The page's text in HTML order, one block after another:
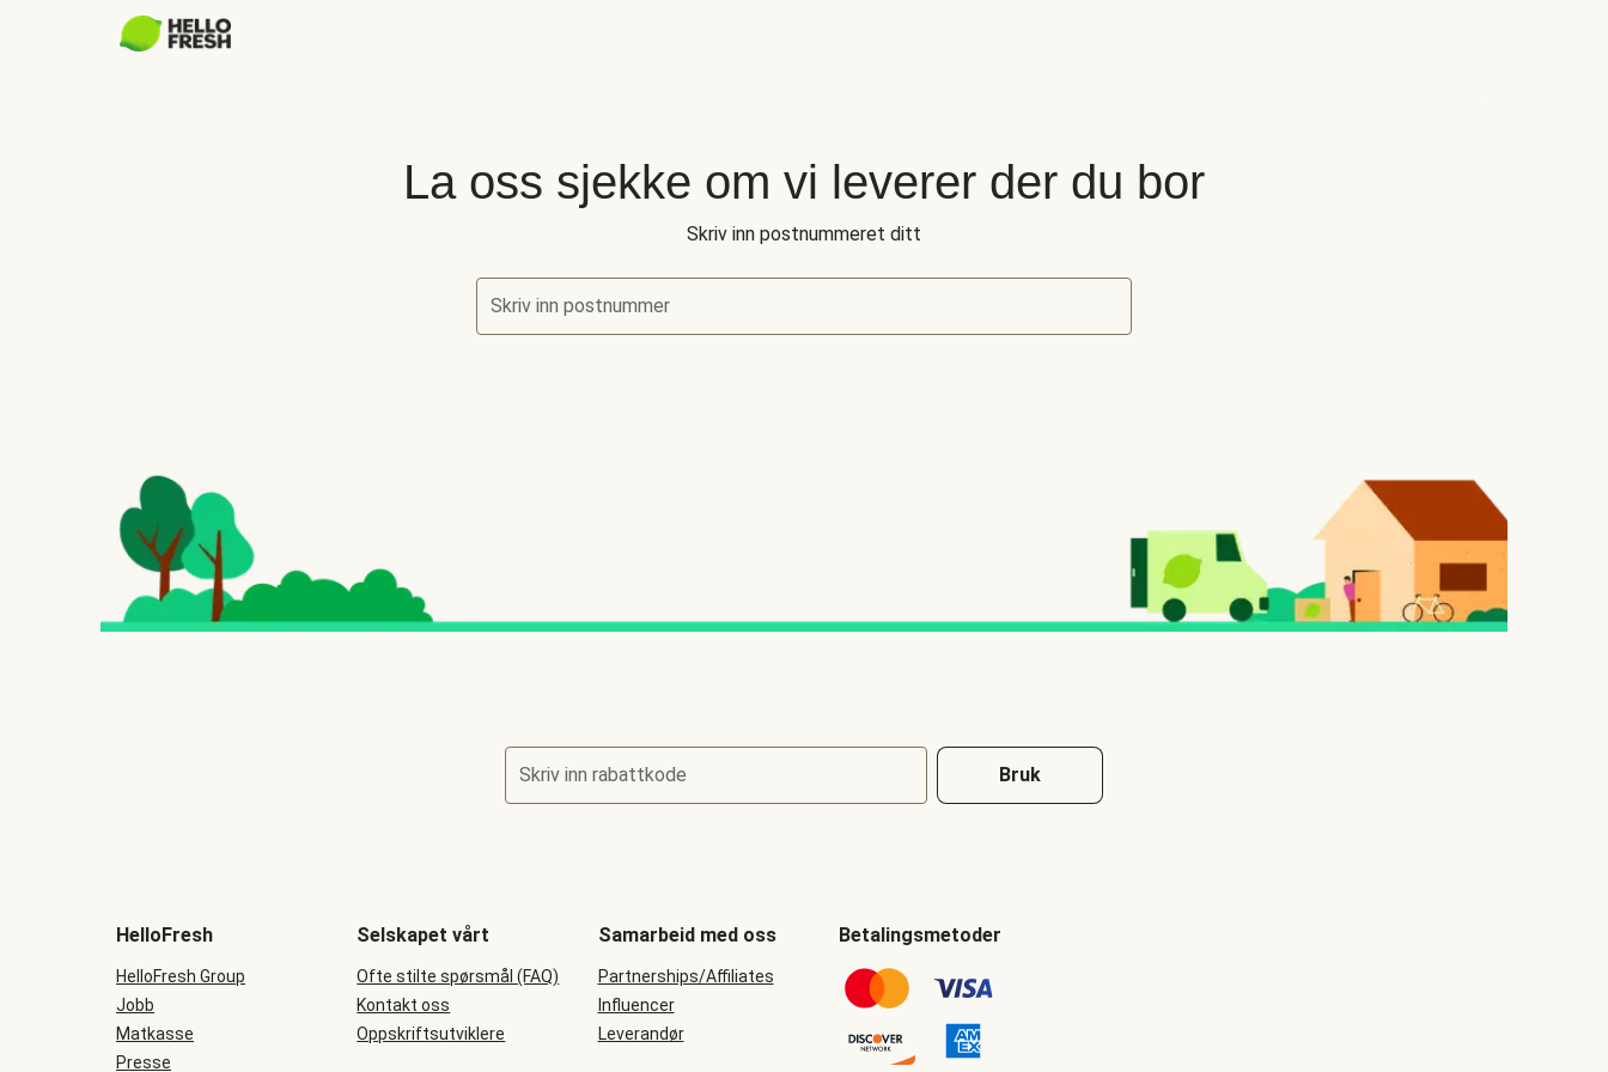
La oss sjekke om vi leverer der du bor
Skriv inn postnummeret ditt
Skriv inn postnummer
Skriv inn rabattkode Bruk
HelloFresh
HelloFresh Group
Jobb
Matkasse
Presse
Selskapet vårt
Ofte stilte spørsmål (FAQ)
Kontakt oss
Oppskriftsutviklere
Samarbeid med oss
Partnerships/Affiliates
Influencer
Leverandør
Betalingsmetoder